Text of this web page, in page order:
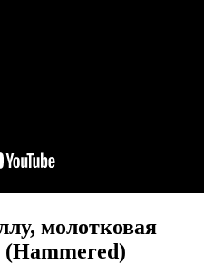
молотковая
(Hammered)